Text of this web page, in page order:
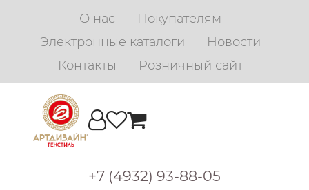
О нас
Покупателям
Электронные каталоги
Новости
Контакты
Розничный сайт
+7 (4932) 93-88-05